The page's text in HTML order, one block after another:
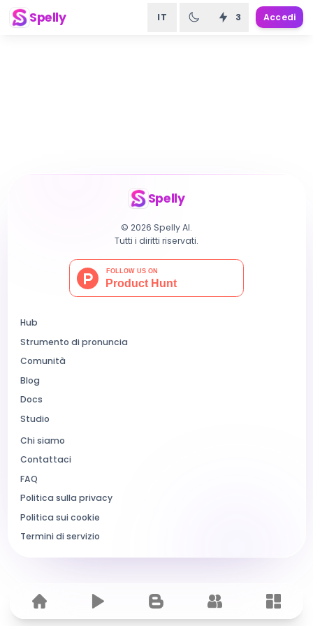
Spelly IT 3 Accedi
Home Hub Blog Comunità
Spelly
© 2026 Spelly AI.
Tutti i diritti riservati.
Hub
Strumento di pronuncia
Comunità
Blog
Docs
Studio
Chi siamo
Contattaci
FAQ
Politica sulla privacy
Politica sui cookie
Termini di servizio